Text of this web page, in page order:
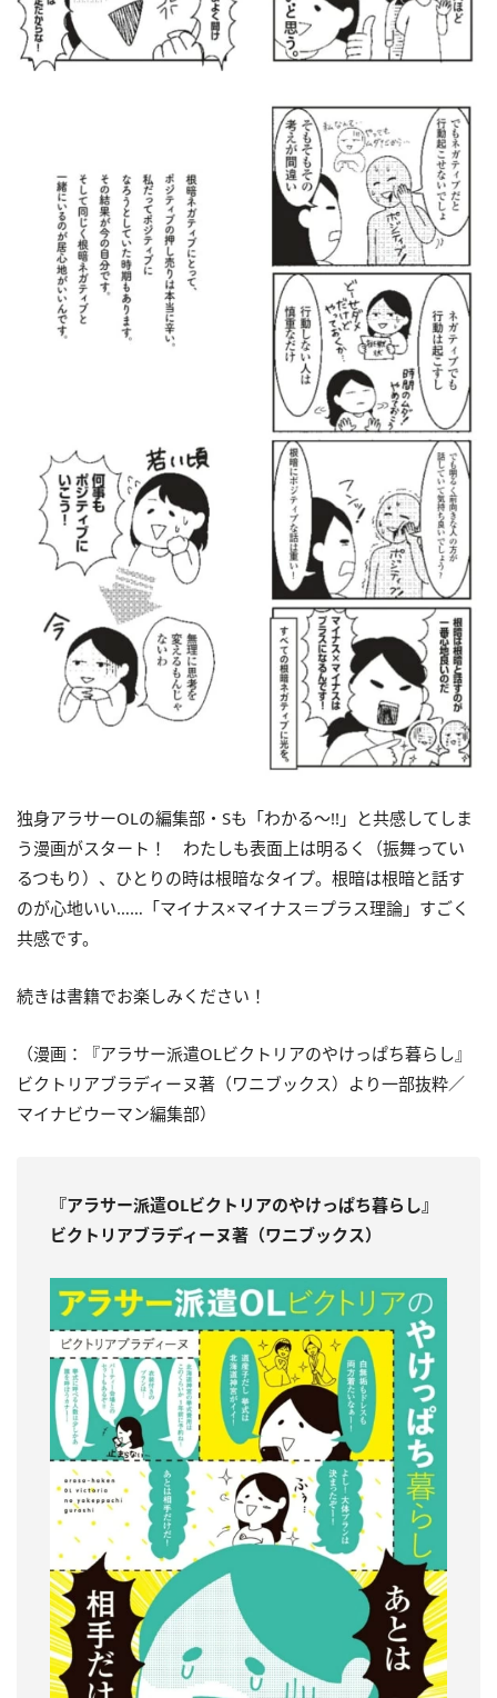
独身アラサーOLの編集部・Sも「わかる～!!」と共感してしま
う漫画がスタート！ わたしも表面上は明るく（振舞ってい
るつもり）、ひとりの時は根暗なタイプ。根暗は根暗と話す
のが心地いい……「マイナス×マイナス＝プラス理論」すごく
共感です。
続きは書籍でお楽しみください！
（漫画：『アラサー派遣OLビクトリアのやけっぱち暮らし』
ビクトリアブラディーヌ著（ワニブックス）より一部抜粋／
マイナビウーマン編集部）
『アラサー派遣OLビクトリアのやけっぱち暮らし』
ビクトリアブラディーヌ著（ワニブックス）